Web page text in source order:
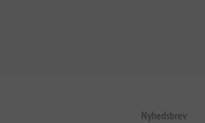
Nyhedsbrev